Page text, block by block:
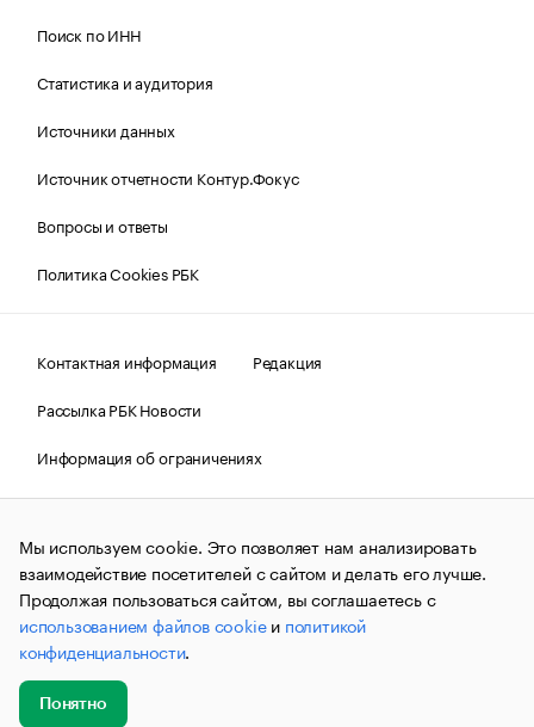
Поиск по ИНН
Статистика и аудитория
Источники данных
Источник отчетности Контур.Фокус
Вопросы и ответы
Политика Cookies РБК
Контактная информация
Редакция
Рассылка РБК Новости
Информация об ограничениях
Правовая информация
О соблюдении авторских прав
© АО «РОСБИЗНЕСКОНСАЛТИНГ»,1995–2026.Сообщения
и материалы информационного агентства «РБК»
(зарегистрировано Федеральной службой по надзору в сфере
связи, информационных технологий и массовых
коммуникаций (Роскомнадзор) 09.12.2015 за номером ИА
№ФС77-63848) сопровождаются пометкой «РБК». Отдельные
публикации могут содержать информацию,
не предназначенную для пользователей
до 18 лет.
Мы используем cookie. Это позволяет нам анализировать
взаимодействие посетителей с сайтом и делать его лучше.
Продолжая пользоваться сайтом, вы соглашаетесь с
использованием файлов cookieи политикой
конфиденциальности.
Понятно